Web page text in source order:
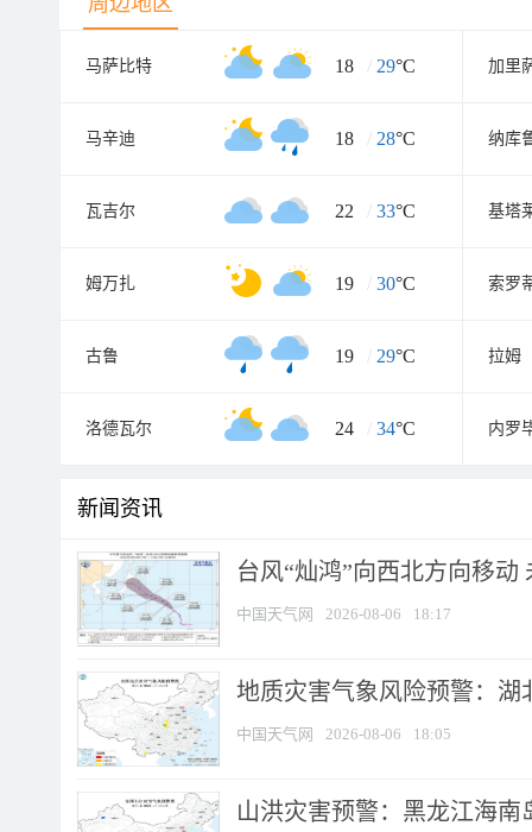
马萨比特 18 / 29°C 加里
马辛迪 18 / 28°C 纳库
瓦吉尔 22 / 33°C 基塔
姆万扎 19 / 30°C 索罗
古鲁 19 / 29°C 拉姆
洛德瓦尔 24 / 34°C 内罗
新闻资讯
台风“灿鸿”向西北方向移动
中国天气网 2026-08-06 18:17
地质灾害气象风险预警：湖
中国天气网 2026-08-06 18:05
山洪灾害预警：黑龙江海